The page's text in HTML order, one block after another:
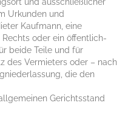
Urkunden und
Kaufmann, eine
oder ein öffentlich-
beide Teile und für
des Vermieters oder – nach
die den
Gerichtsstand